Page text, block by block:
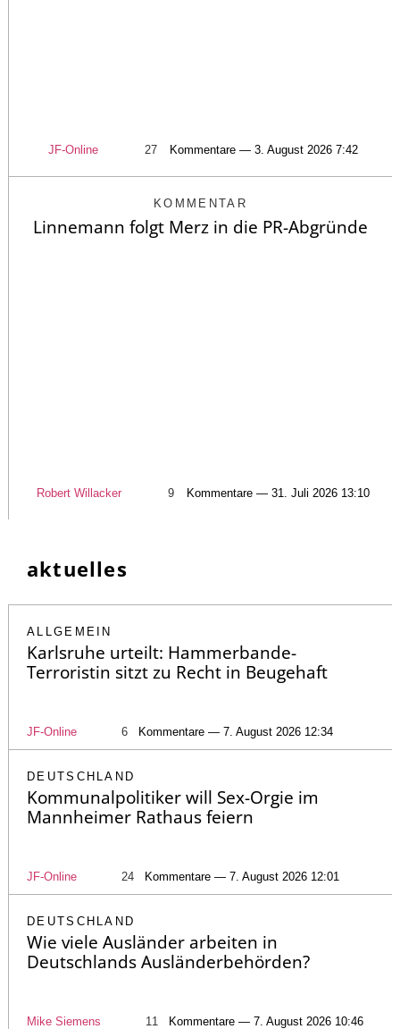
JF-Online 27 Kommentare — 3. August 2026 7:42
KOMMENTAR
Linnemann folgt Merz in die PR-Abgründe
Robert Willacker 9 Kommentare — 31. Juli 2026 13:10
aktuelles
ALLGEMEIN
Karlsruhe urteilt: Hammerbande-
Terroristin sitzt zu Recht in Beugehaft
JF-Online 6 Kommentare — 7. August 2026 12:34
DEUTSCHLAND
Kommunalpolitiker will Sex-Orgie im
Mannheimer Rathaus feiern
JF-Online 24 Kommentare — 7. August 2026 12:01
DEUTSCHLAND
Wie viele Ausländer arbeiten in
Deutschlands Ausländerbehörden?
Mike Siemens 11 Kommentare — 7. August 2026 10:46